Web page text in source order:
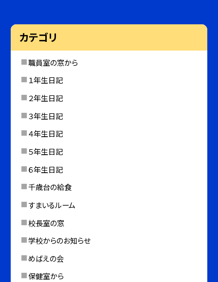
カテゴリ
職員室の窓から
１年生日記
２年生日記
３年生日記
４年生日記
５年生日記
６年生日記
千歳台の給食
すまいるルーム
校長室の窓
学校からのお知らせ
めばえの会
保健室から